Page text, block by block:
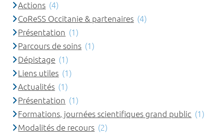
Actions (4)
CoReSS Occitanie & partenaires (4)
Présentation (1)
Parcours de soins (1)
Dépistage (1)
Liens utiles (1)
Actualités (1)
Présentation (1)
Formations, journées scientifiques grand public (1)
Modalités de recours (2)